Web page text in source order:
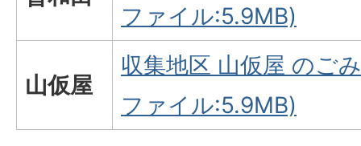
ファイル:5.9MB)
山仮屋
収集地区 山仮屋 のご
ファイル:5.9MB)